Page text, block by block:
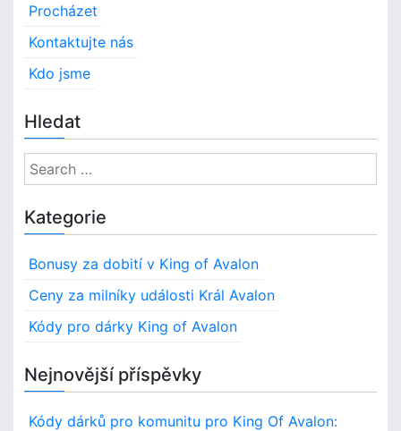
Procházet
Kontaktujte nás
Kdo jsme
Hledat
S
e
r
h
Kategorie
Bonusy za dobití v King of Avalon
Ceny za milníky události Král Avalon
Kódy pro dárky King of Avalon
Nejnovější příspěvky
Kódy dárků pro komunitu pro King Of Avalon: